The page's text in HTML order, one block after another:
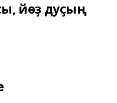
йөҙ дуҫың